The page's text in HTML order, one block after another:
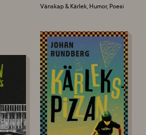
Vänskap & Kärlek, Humor, Poesi